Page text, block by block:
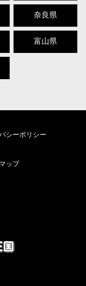
奈良県
富山県
シーポリシー
ップ